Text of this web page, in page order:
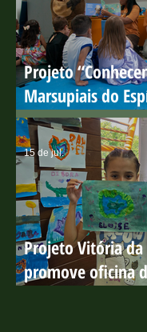
Projeto
Marsupiais do
encerra ciclo de
públicas com
positivos
20 de jul.
Projeto Vitória da
15 de jul.